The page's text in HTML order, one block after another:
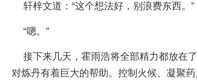
轩梓文道：“这个想法好，别浪费东西。”
“嗯。”
接下来几天，霍雨浩将全部精力都放在
对炼丹有着巨大的帮助。控制火候、凝聚